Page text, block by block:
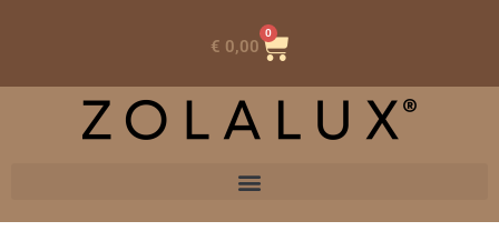
€ 0,00
0
Winkelwagen